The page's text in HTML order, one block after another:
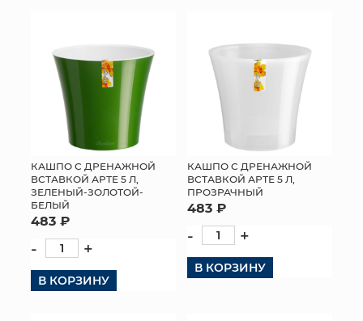
КАШПО С ДРЕНАЖНОЙ
ВСТАВКОЙ АРТЕ 5 Л,
ЗЕЛЕНЫЙ-ЗОЛОТОЙ-
БЕЛЫЙ
483 ₽
- +
В КОРЗИНУ
КАШПО С ДРЕНАЖНОЙ
ВСТАВКОЙ АРТЕ 5 Л,
ПРОЗРАЧНЫЙ
483 ₽
- +
В КОРЗИНУ